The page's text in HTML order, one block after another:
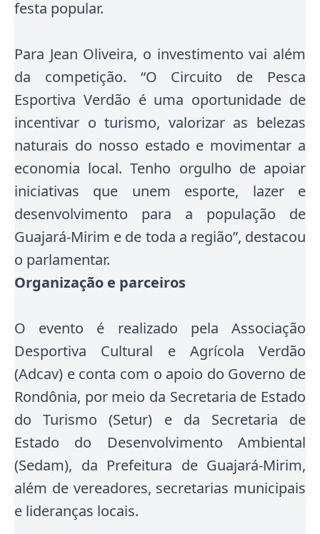
festa popular.
Para Jean Oliveira, o investimento vai além
da competição. “O Circuito de Pesca
Esportiva Verdão é uma oportunidade de
incentivar o turismo, valorizar as belezas
naturais do nosso estado e movimentar a
economia local. Tenho orgulho de apoiar
iniciativas que unem esporte, lazer e
desenvolvimento para a população de
Guajará-Mirim e de toda a região”, destacou
o parlamentar.
Organização e parceiros
O evento é realizado pela Associação
Desportiva Cultural e Agrícola Verdão
(Adcav) e conta com o apoio do Governo de
Rondônia, por meio da Secretaria de Estado
do Turismo (Setur) e da Secretaria de
Estado do Desenvolvimento Ambiental
(Sedam), da Prefeitura de Guajará-Mirim,
além de vereadores, secretarias municipais
e lideranças locais.